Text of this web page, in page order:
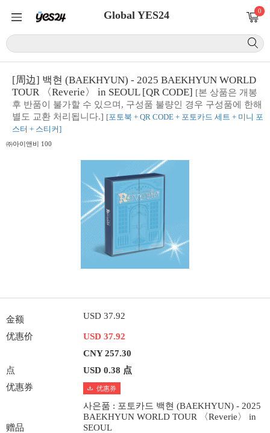
Global YES24 0
[周边] 백현 (BAEKHYUN) - 2025 BAEKHYUN WORLD
TOUR 〈Reverie〉 in SEOUL [QR CODE] [본 상품은 개봉
후 반품이 불가할 수 있으며, 구성품 불량인 경우 구성품에 한해
별도 교환 처리됩니다.] [포토북 + QR CODE + 포토카드 세트 + 미니 포
스터 + 스티커]
㈜아이앤비 100
金额 USD 37.92
优惠价
USD 37.92
CNY 257.30
点
USD 0.38 点
优惠券
优惠券
赠品
사은품 : 포토카드 백현 (BAEKHYUN) - 2025
BAEKHYUN WORLD TOUR 〈Reverie〉 in
SEOUL